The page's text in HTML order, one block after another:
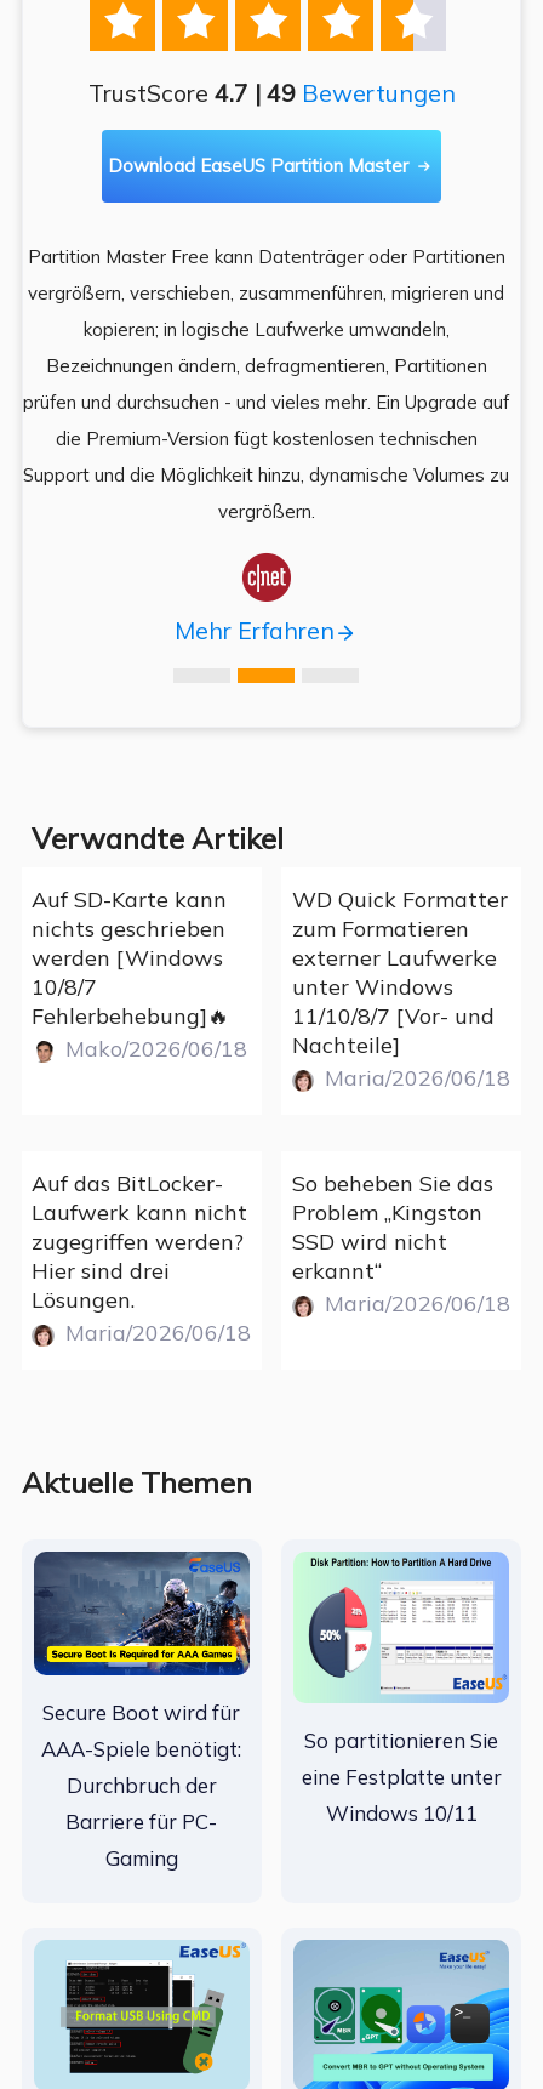
    
TrustScore 4.7 | 49 Bewertungen
Download EaseUS Partition Master 
Partition Master Free kann Datenträger oder Partitionen
vergrößern, verschieben, zusammenführen, migrieren und
kopieren; in logische Laufwerke umwandeln,
Bezeichnungen ändern, defragmentieren, Partitionen
prüfen und durchsuchen - und vieles mehr. Ein Upgrade auf
die Premium-Version fügt kostenlosen technischen
Support und die Möglichkeit hinzu, dynamische Volumes zu
vergrößern.

Mehr Erfahren
Verwandte Artikel
Auf SD-Karte kann
nichts geschrieben
werden [Windows
10/8/7
Fehlerbehebung]🔥
Mako/2026/06/18
WD Quick Formatter
zum Formatieren
externer Laufwerke
unter Windows
11/10/8/7 [Vor- und
Nachteile]
Maria/2026/06/18
Auf das BitLocker-
Laufwerk kann nicht
zugegriffen werden?
Hier sind drei
Lösungen.
Maria/2026/06/18
So beheben Sie das
Problem „Kingston
SSD wird nicht
erkannt“
Maria/2026/06/18
Aktuelle Themen
Secure Boot wird für
AAA-Spiele benötigt:
Durchbruch der
Barriere für PC-
Gaming
So partitionieren Sie
eine Festplatte unter
Windows 10/11